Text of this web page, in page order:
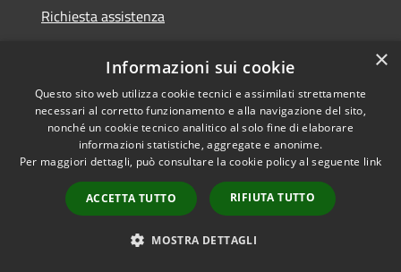
Richiesta assistenza
Amministrazione trasparente
Informativa privacy
Note legali
Dichiarazione di accessibilità
×
Informazioni sui cookie
Questo sito web utilizza cookie tecnici e assimilati strettamente
necessari al corretto funzionamento e alla navigazione del sito,
nonché un cookie tecnico analitico al solo fine di elaborare
informazioni statistiche, aggregate e anonime.
Per maggiori dettagli, può consultare la cookie policy al seguente link
ACCETTA TUTTO RIFIUTA TUTTO
MOSTRA DETTAGLI